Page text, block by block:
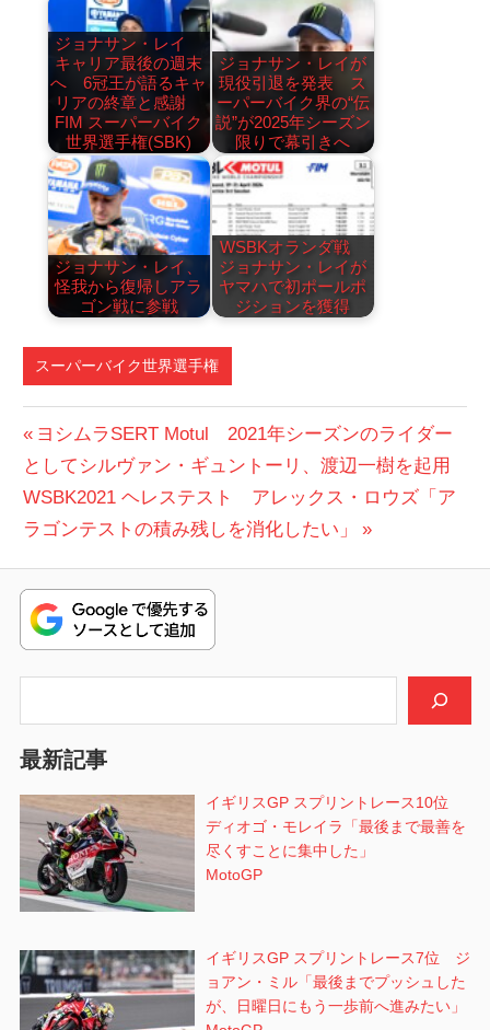
ジョナサン・レイ
キャリア最後の週末
へ 6冠王が語るキャ
リアの終章と感謝
FIM スーパーバイク
世界選手権(SBK)
ジョナサン・レイが
現役引退を発表 ス
ーパーバイク界の“伝
説”が2025年シーズン
限りで幕引きへ
ジョナサン・レイ、
怪我から復帰しアラ
ゴン戦に参戦
WSBKオランダ戦
ジョナサン・レイが
ヤマハで初ポールポ
ジションを獲得
スーパーバイク世界選手権
投
稿
ナ
ビ
ゲ
ー
ン
前
の
投
稿:
ヨシムラSERT Motul 2021年シーズンのライダー
としてシルヴァン・ギュントーリ、渡辺一樹を起用
次
の
稿:
WSBK2021 ヘレステスト アレックス・ロウズ「ア
ラゴンテストの積み残しを消化したい」
最新記事
イギリスGP スプリントレース10位
ディオゴ・モレイラ「最後まで最善を
尽くすことに集中した」
MotoGP
イギリスGP スプリントレース7位 ジ
ョアン・ミル「最後までプッシュした
が、日曜日にもう一歩前へ進みたい」